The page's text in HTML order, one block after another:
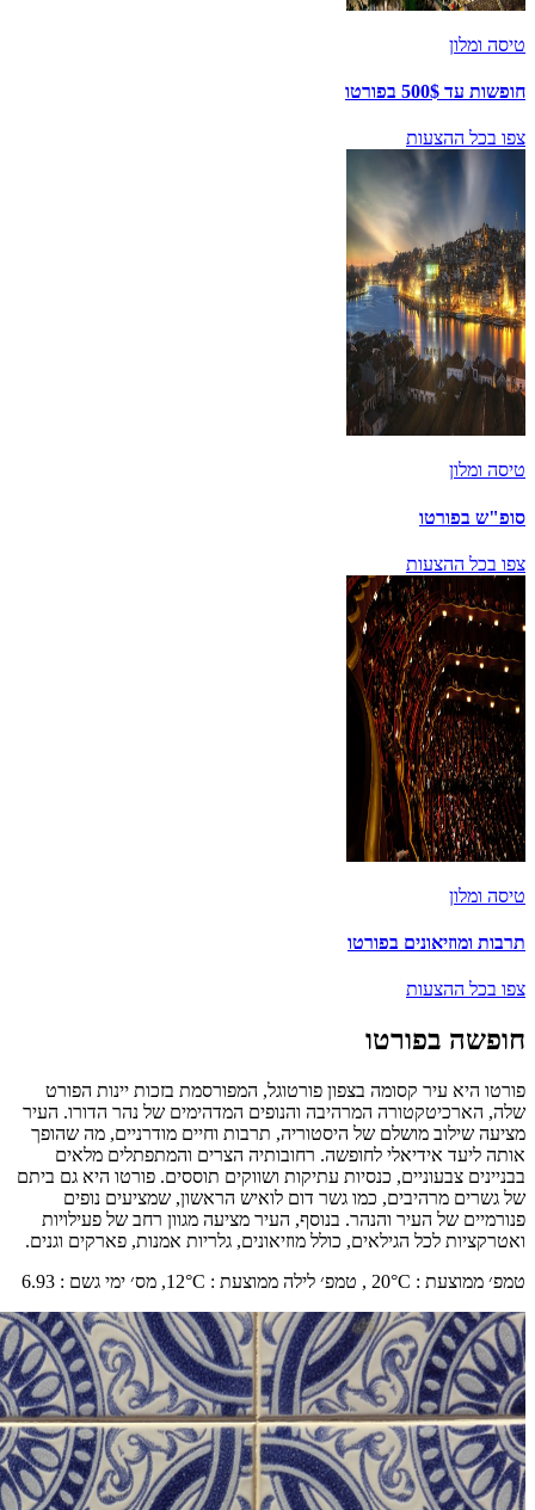
טיסה ומלון
חופשות עד 500$ בפורטו
צפו בכל ההצעות
טיסה ומלון
סופ"ש בפורטו
צפו בכל ההצעות
טיסה ומלון
תרבות ומוזיאונים בפורטו
צפו בכל ההצעות
חופשה בפורטו
פורטו היא עיר קסומה בצפון פורטוגל, המפורסמת בזכות יינות הפורט
שלה, הארכיטקטורה המרהיבה והנופים המדהימים של נהר הדורו. העיר
מציעה שילוב מושלם של היסטוריה, תרבות וחיים מודרניים, מה שהופך
אותה ליעד אידיאלי לחופשה. רחובותיה הצרים והמתפתלים מלאים
בבניינים צבעוניים, כנסיות עתיקות ושווקים תוססים. פורטו היא גם ביתם
של גשרים מרהיבים, כמו גשר דום לואיש הראשון, שמציעים נופים
פנורמיים של העיר והנהר. בנוסף, העיר מציעה מגוון רחב של פעילויות
ואטרקציות לכל הגילאים, כולל מוזיאונים, גלריות אמנות, פארקים וגנים.
טמפ׳ ממוצעת :
20°C , טמפ׳ לילה ממוצעת :
12°C, מס׳ ימי גשם :
6.93